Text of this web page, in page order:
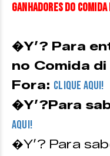
ganhadores do
�Y’? Para
no Comida
Fora: CLIQUE AQUI!
�Y’?Para
aqui!
�Y’? Para